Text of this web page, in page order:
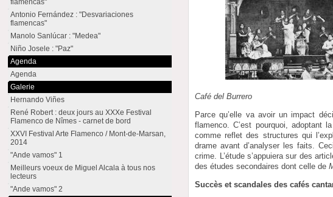
Café del Burrero
Parce qu’elle va avoir un impact
flamenco. C’est pourquoi, adoptant
comme reflet des structures qui
drame avant d’analyser les faits.
crime. L’étude s’appuiera sur des
des études secondaires dont celle de
Succès et scandales des cafés
flamencas"
Antonio Fernández : "Desvariaciones
flamencas"
Manolo Sanlúcar : "Medea"
Niño Josele : "Paz"
Agenda
Agenda
Galerie
Hernando Viñes
René Robert : deux jours au XXXe Festival
Flamenco de Nîmes - carnet de bord
XXVI Festival Arte Flamenco / Mont-de-Marsan,
2014
"Ande vamos" 1
Meilleurs voeux de Miguel Alcala à tous nos
lecteurs
"Ande vamos" 2